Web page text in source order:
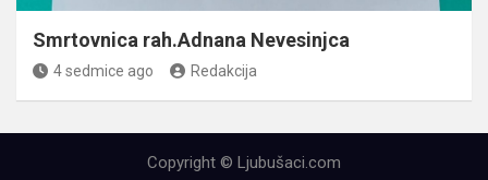
Smrtovnica rah.Adnana Nevesinjca
4 sedmice ago Redakcija
Copyright © Ljubušaci.com